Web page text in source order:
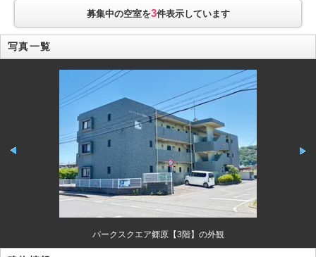
募集中の空室を3件表示しています
写真一覧
パークスクエア郷原【3階】の外観